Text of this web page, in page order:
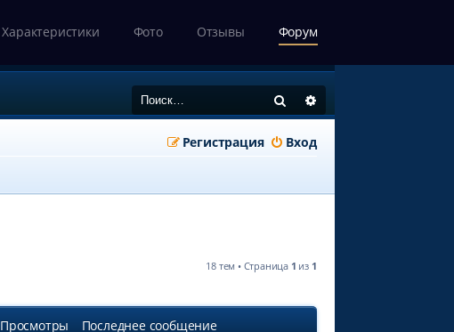
Характеристики Фото Отзывы Форум
Поиск
Вход
Регистрация
18 тем • Страница 1 из 1
Просмотры Последнее сообщение